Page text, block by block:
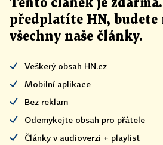
Tento článek je
předplatíte HN, budete
všechny naše články.
Veškerý obsah HN.cz
Mobilní aplikace
Bez reklam
Odemykejte obsah pro přátele
Články v audioverzi + playlist